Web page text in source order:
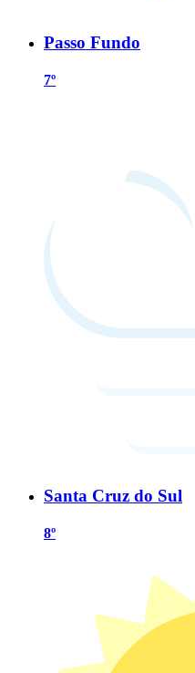
Passo Fundo
7º
Santa Cruz do Sul
8º